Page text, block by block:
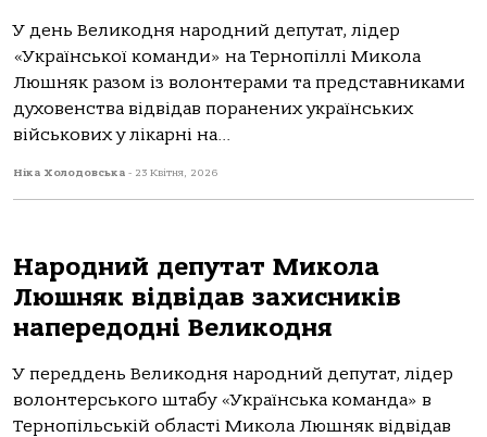
У день Великодня народний депутат, лідер
«Української команди» на Тернопіллі Микола
Люшняк разом із волонтерами та представниками
духовенства відвідав поранених українських
військових у лікарні на...
Ніка Холодовська - 23 Квітня, 2026
Народний депутат Микола
Люшняк відвідав захисників
напередодні Великодня
У переддень Великодня народний депутат, лідер
волонтерського штабу «Українська команда» в
Тернопільській області Микола Люшняк відвідав